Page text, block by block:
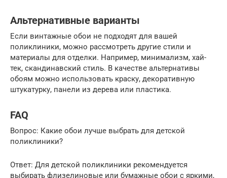
Альтернативные варианты
Если винтажные обои не подходят для вашей
поликлиники, можно рассмотреть другие стили и
материалы для отделки. Например, минимализм, хай-
тек, скандинавский стиль. В качестве альтернативы
обоям можно использовать краску, декоративную
штукатурку, панели из дерева или пластика.
FAQ
Вопрос: Какие обои лучше выбрать для детской
поликлиники?
Ответ: Для детской поликлиники рекомендуется
выбирать флизелиновые или бумажные обои с яркими,